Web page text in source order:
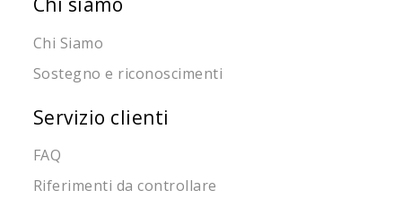
Chi Siamo
Sostegno e riconoscimenti
Servizio clienti
FAQ
Riferimenti da controllare